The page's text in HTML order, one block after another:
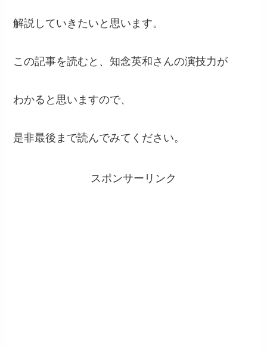
解説していきたいと思います。
この記事を読むと、知念英和さんの演技力が
わかると思いますので、
是非最後まで読んでみてください。
スポンサーリンク